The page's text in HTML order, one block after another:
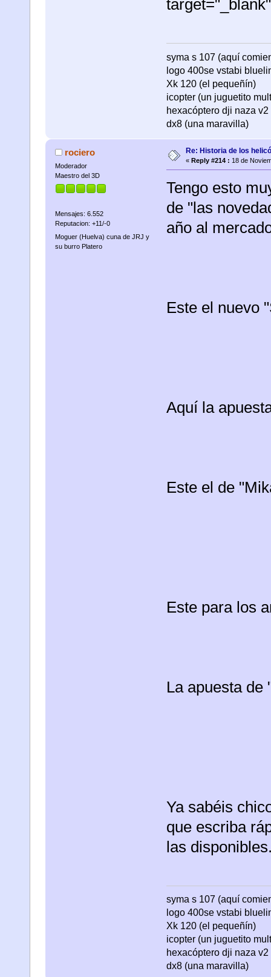
syma s 107 (aquí
logo 400se vstabi
Xk 120 (el pequeñín)
icopter (un juguetito
hexacóptero dji naza
dx8 (una maravilla)
rociero
Moderador
Maestro del 3D
Mensajes: 6.552
Reputacion: +11/-0
Moguer (Huelva) cuna de JRJ y
su burro Platero
Re: Historia de los
« Reply #214 : 18 de
Tengo esto
de "las
año al
Este el nuevo
Aquí la
Este el de
Este para los
La apuesta de
Ya sabéis
que escriba
las
syma s 107 (aquí
logo 400se vstabi
Xk 120 (el pequeñín)
icopter (un juguetito
hexacóptero dji naza
dx8 (una maravilla)